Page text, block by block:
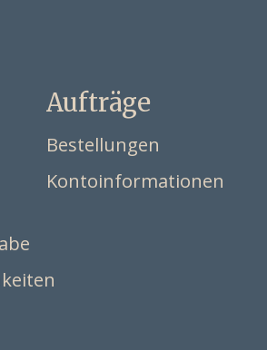
Aufträge
Bestellungen
Kontoinformationen